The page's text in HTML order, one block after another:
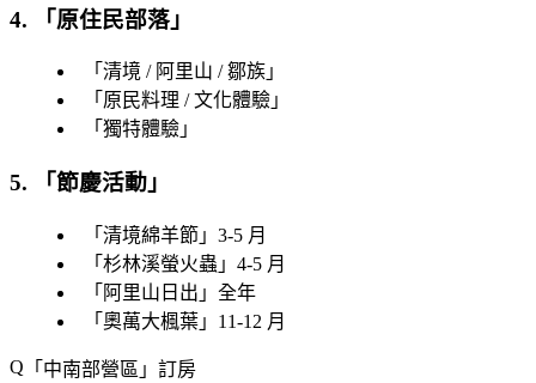
4. 「原住民部落 」
「 清境 / 阿里山 / 鄒族 」
「 原民料理 / 文化體驗 」
「 獨特體驗 」
5. 「節慶活動 」
「 清境綿羊節 」3-5 月
「 杉林溪螢火蟲 」4-5 月
「 阿里山日出 」全年
「 奧萬大楓葉 」11-12 月
「 中南部營區 」訂房